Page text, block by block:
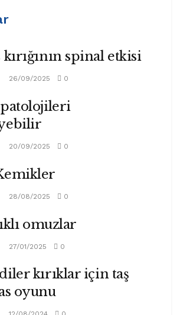
spinal etkisi
26/09/2025 0
20/09/2025 0
28/08/2025 0
omuzlar
27/01/2025 0
kırıklar için taş
oyunu